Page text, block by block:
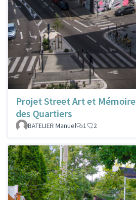
Projet Street Art et Mémoire
des Quartiers
BATELIER Manuel
1 2